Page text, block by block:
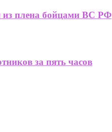
из плена бойцами ВС РФ
за пять часов